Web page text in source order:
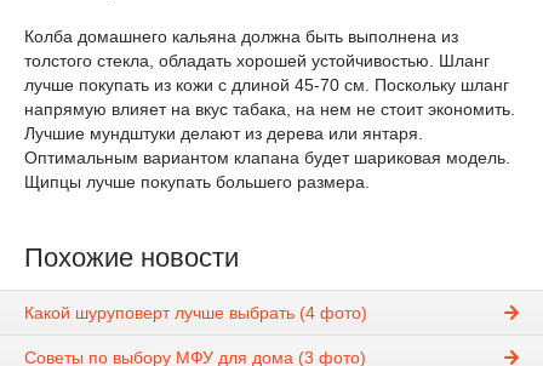
Колба домашнего кальяна должна быть выполнена из
толстого стекла, обладать хорошей устойчивостью. Шланг
лучше покупать из кожи с длиной 45-70 см. Поскольку шланг
напрямую влияет на вкус табака, на нем не стоит экономить.
Лучшие мундштуки делают из дерева или янтаря.
Оптимальным вариантом клапана будет шариковая модель.
Щипцы лучше покупать большего размера.
Похожие новости
Какой шуруповерт лучше выбрать (4 фото)
Советы по выбору МФУ для дома (3 фото)